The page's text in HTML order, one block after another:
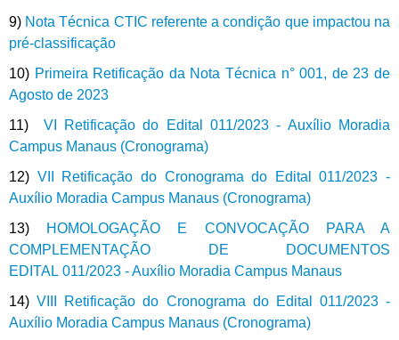
9) Nota Técnica CTIC referente a condição que impactou na
pré-classificação
10) Primeira Retificação da Nota Técnica n° 001, de 23 de
Agosto de 2023
11) VI Retificação do Edital 011/2023 - Auxílio Moradia
Campus Manaus (Cronograma)
12) VII Retificação do Cronograma do Edital 011/2023 -
Auxílio Moradia Campus Manaus (Cronograma)
13)
HOMOLOGAÇÃO E CONVOCAÇÃO PARA A
COMPLEMENTAÇÃO DE DOCUMENTOS
EDITAL 011/2023 - Auxílio Moradia Campus Manaus
14)VIII Retificação do Cronograma do Edital 011/2023 -
Auxílio Moradia Campus Manaus (Cronograma)